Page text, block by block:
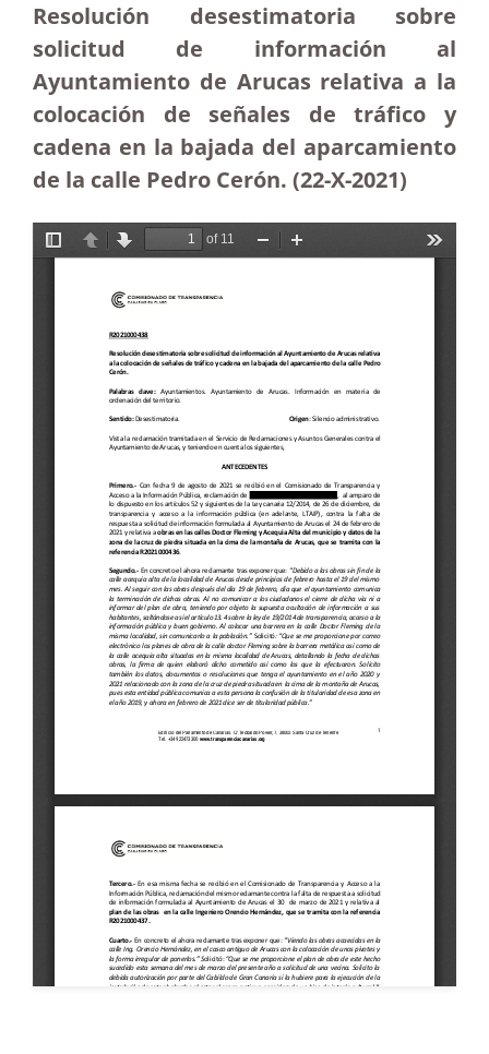
Resolución desestimatoria sobre
solicitud de información al
Ayuntamiento de Arucas relativa a la
colocación de señales de tráfico y
cadena en la bajada del aparcamiento
de la calle Pedro Cerón. (22-X-2021)